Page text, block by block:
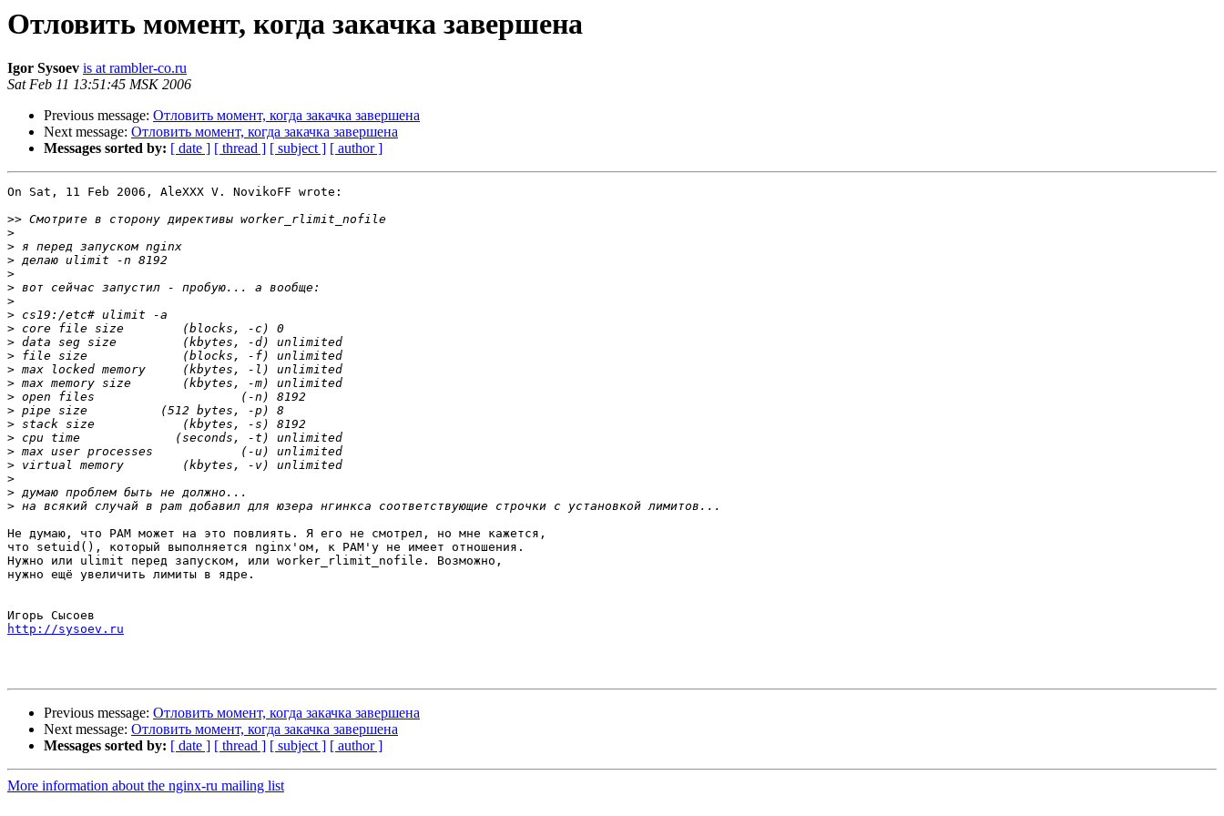
Отловить момент, когда закачка завершена
Igor Sysoev is at rambler-co.ru
Sat Feb 11 13:51:45 MSK 2006
Previous message: Отловить момент, когда закачка завершена
Next message: Отловить момент, когда закачка завершена
Messages sorted by: [ date ] [ thread ] [ subject ] [ author ]
On Sat, 11 Feb 2006, AleXXX V. NovikoFF wrote:
>>
>
>
>
>
>
>
>
>
>
>
>
>
>
>
>
>
>
>
>
>
>
Не думаю, что PAM может на это повлиять. Я его не смотрел, но мне кажется,
что setuid(), который выполняется nginx'ом, к PAM'у не имеет отношения.
Нужно или ulimit перед запуском, или worker_rlimit_nofile. Возможно,
нужно ещё увеличить лимиты в ядре.
http://sysoev.ru
Previous message: Отловить момент, когда закачка завершена
Next message: Отловить момент, когда закачка завершена
Messages sorted by: [ date ] [ thread ] [ subject ] [ author ]
More information about the nginx-ru mailing list